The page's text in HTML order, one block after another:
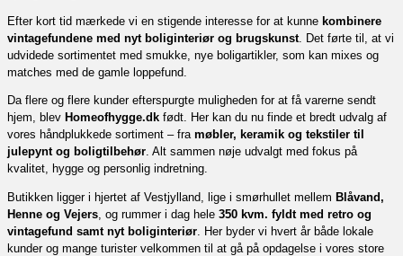
Efter kort tid mærkede vi en stigende interesse for at kunne kombinere
vintagefundene med nyt boliginteriør og brugskunst . Det førte til, at vi
udvidede sortimentet med smukke, nye boligartikler, som kan mixes og
matches med de gamle loppefund.
Da flere og flere kunder efterspurgte muligheden for at få varerne sendt
hjem, blev Homeofhygge.dk født. Her kan du nu finde et bredt udvalg af
vores håndplukkede sortiment – fra møbler, keramik og tekstiler til
julepynt og boligtilbehør. Alt sammen nøje udvalgt med fokus på
kvalitet, hygge og personlig indretning.
Butikken ligger i hjertet af Vestjylland, lige i smørhullet mellem Blåvand,
Henne og Vejers, og rummer i dag hele 350 kvm. fyldt med retro og
vintagefund samt nyt boliginteriør. Her byder vi hvert år både lokale
kunder og mange turister velkommen til at gå på opdagelse i vores store